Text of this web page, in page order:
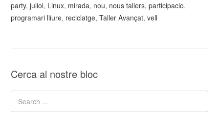
party,juliol, Linux, mirada, nou, nous tallers,participacio,
programari lliure, reciclatge,Taller Avançat,vell
Cerca al nostre bloc